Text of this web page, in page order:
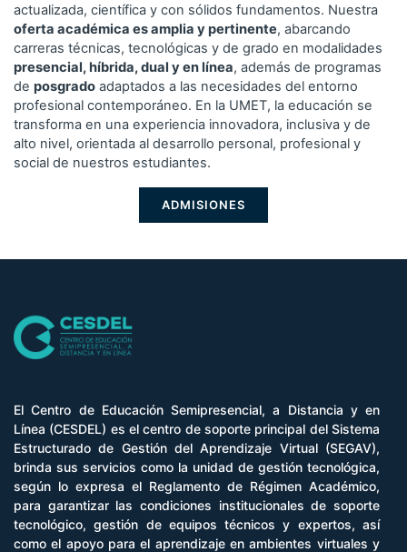
actualizada, científica y con sólidos fundamentos. Nuestra
oferta académica es amplia y pertinente, abarcando
carreras técnicas, tecnológicas y de grado en modalidades
presencial, híbrida, dual y en línea, además de programas
de posgrado adaptados a las necesidades del entorno
profesional contemporáneo. En la UMET, la educación se
transforma en una experiencia innovadora, inclusiva y de
alto nivel, orientada al desarrollo personal, profesional y
social de nuestros estudiantes.
ADMISIONES
El Centro de Educación Semipresencial, a Distancia y en
Línea (CESDEL) es el centro de soporte principal del Sistema
Estructurado de Gestión del Aprendizaje Virtual (SEGAV),
brinda sus servicios como la unidad de gestión tecnológica,
según lo expresa el Reglamento de Régimen Académico,
para garantizar las condiciones institucionales de soporte
tecnológico, gestión de equipos técnicos y expertos, así
como el apoyo para el aprendizaje en ambientes virtuales y